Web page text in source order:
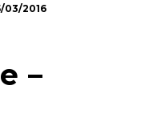
03/2016
–